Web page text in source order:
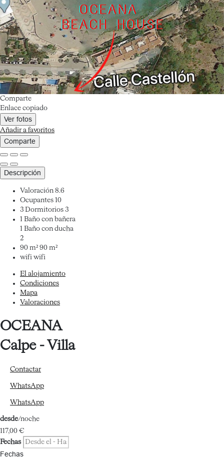
Comparte
Enlace copiado
Ver fotos
Añadir a favoritos
Comparte
Descripción
Valoración 8.6
Ocupantes 10
3 Dormitorios 3
1 Baño con bañera
1 Baño con ducha
2
90 m² 90 m²
wifi wifi
El alojamiento
Condiciones
Mapa
Valoraciones
OCEANA
Calpe - Villa
Contactar
WhatsApp
WhatsApp
desde/noche
117,00 €
Fechas
Fechas